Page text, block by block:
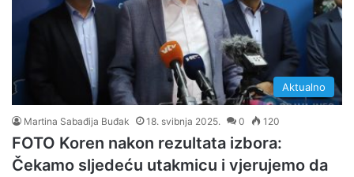
Aktualno
Martina Sabađija Buđak 18. svibnja 2025. 0 120
FOTO Koren nakon rezultata izbora:
Čekamo sljedeću utakmicu i vjerujemo da